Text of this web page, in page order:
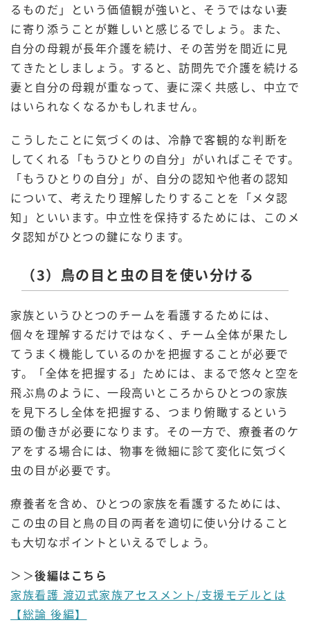
るものだ」という価値観が強いと、そうではない妻
に寄り添うことが難しいと感じるでしょう。また、
自分の母親が長年介護を続け、その苦労を間近に見
てきたとしましょう。すると、訪問先で介護を続ける
妻と自分の母親が重なって、妻に深く共感し、中立で
はいられなくなるかもしれません。
こうしたことに気づくのは、冷静で客観的な判断を
してくれる「もうひとりの自分」がいればこそです。
「もうひとりの自分」が、自分の認知や他者の認知
について、考えたり理解したりすることを「メタ認
知」といいます。中立性を保持するためには、このメ
タ認知がひとつの鍵になります。
（3）鳥の目と虫の目を使い分ける
家族というひとつのチームを看護するためには、
個々を理解するだけではなく、チーム全体が果たし
てうまく機能しているのかを把握することが必要で
す。「全体を把握する」ためには、まるで悠々と空を
飛ぶ鳥のように、一段高いところからひとつの家族
を見下ろし全体を把握する、つまり俯瞰するという
頭の働きが必要になります。その一方で、療養者のケ
アをする場合には、物事を微細に診て変化に気づく
虫の目が必要です。
療養者を含め、ひとつの家族を看護するためには、
この虫の目と鳥の目の両者を適切に使い分けること
も大切なポイントといえるでしょう。
＞＞後編はこちら
家族看護 渡辺式家族アセスメント/支援モデルとは
【総論 後編】